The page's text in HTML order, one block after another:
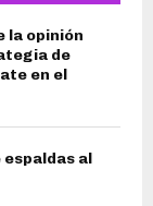
la opinión
de
en el
al